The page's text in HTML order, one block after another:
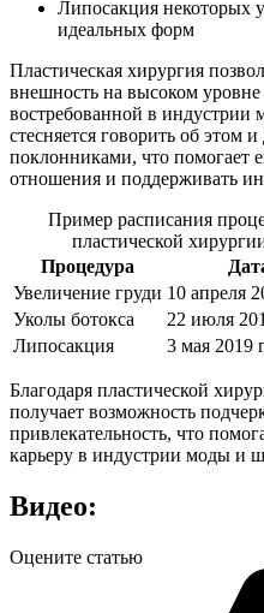
Липосакция некоторых
идеальных форм
Пластическая хирургия
внешность на высоком уровне
востребованной в
стесняется говорить об этом
поклонниками, что помогает
отношения и поддерживать
Пример расписания
пластической
Процедура
Увеличение груди 10 апреля
Уколы ботокса
22 июля
Липосакция
3 мая 2019
Благодаря пластической
получает возможность
привлекательность, что
карьеру в индустрии моды и
Видео:
Оцените статью